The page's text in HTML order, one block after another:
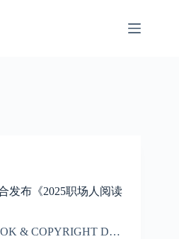
发布《2025职场人阅读
& COPYRIGHT D…